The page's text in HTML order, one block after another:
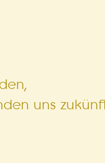
uns